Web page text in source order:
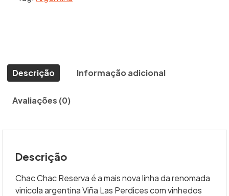
Descrição Informação adicional
Avaliações (0)
Descrição
Chac Chac Reserva é a mais nova linha da renomada
vinícola argentina Viña Las Perdices com vinhedos